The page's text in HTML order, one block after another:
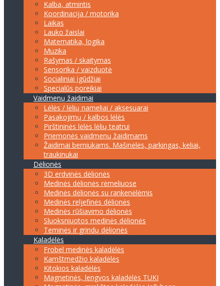
Kalba, atmintis
Koordinacija / motorika
Laikas
Lauko žaislai
Matematika, logika
Muzika
Rašymas / skaitymas
Sensorika / vaizduotė
Socialiniai įgūdžiai
Specialūs poreikiai
Vaidmenų žaidimai
Lėlės / lėlių nameliai / aksesuarai
Pasakojimų / kalbos lėlės
Pirštininės lėlės lėlių teatrui
Priemonės vaidmenų žaidimams
Žaidimai berniukams. Mašinėlės, parkingas, keliai,
traukinukai
Dėlionės
3D erdvinės dėlionės
Medinės dėlionės rėmeliuose
Medinės dėlionės su rankenėlėmis
Medinės reljefinės dėlionės
Medinės rūšiavimo dėlionės
Sluoksniuotos medinės dėlionės
Teminės ir grindų dėlionės
Kaladėlės
Frobel medinės kaladėlės
Kamštmedžio kaladėlės
Kitokios kaladėlės
Magnetinės, lengvos kaladėlės TUKI